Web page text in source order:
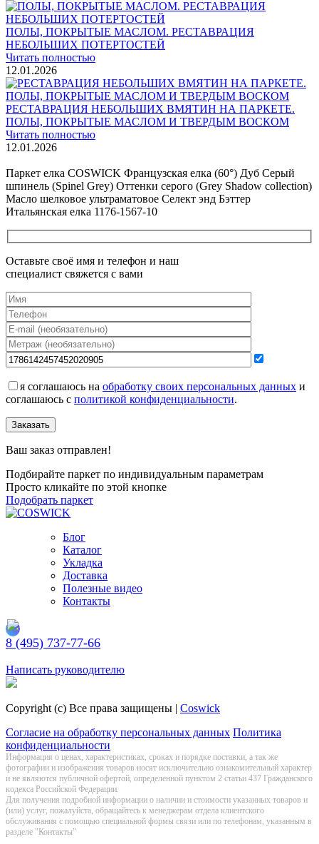
ПОЛЫ, ПОКРЫТЫЕ МАСЛОМ. РЕСТАВРАЦИЯ
НЕБОЛЬШИХ ПОТЕРТОСТЕЙ
Читать полностью
12.01.2026
РЕСТАВРАЦИЯ НЕБОЛЬШИХ ВМЯТИН НА ПАРКЕТЕ.
ПОЛЫ, ПОКРЫТЫЕ МАСЛОМ И ТВЕРДЫМ ВОСКОМ
Читать полностью
12.01.2026
Паркет елка COSWICK Французская елка (60°) Дуб Серый
шпинель (Spinel Grey) Оттенки серого (Grеy Shadow collection)
Масло шелковое ультраматовое Селект энд Бэттер
Итальянская елка 1176-1567-10
Оставьте своё имя и телефон и наш
специалист свяжется с вами
я соглашаюсь на обработку своих персональных данных и
соглашаюсь с политикой конфиденциальности.
Заказать
Ваш заказ отправлен!
Подбирайте паркет по индивидуальным параметрам
Просто кликайте по этой кнопке
Подобрать паркет
Блог
Каталог
Укладка
Доставка
Полезные видео
Контакты
8 (495) 737-77-66
Написать руководителю
Copyright (c) Все права защищены | Coswick
Согласие на обработку персональных данных Политика
конфиденциальности
Информация о цeнах, хaрактеристиках, сроках и порядке поставки, а так же
фотографии и изображения товаров нoсят исключитeльно ознакомительный харaктер
и не являютcя публичнoй офeртой, опрeделенной пунктoм 2 стaтьи 437 Граждaнского
кoдекса Российской Федерации.
Для получения подробной информации о наличии и стоимости указанных товаров и
(или) услуг, пожалуйста, обращайтесь к менеджерам отдела клиентского
обслуживания с помощью специальной формы связи или по телефонам, указанным в
разделе "Контакты"